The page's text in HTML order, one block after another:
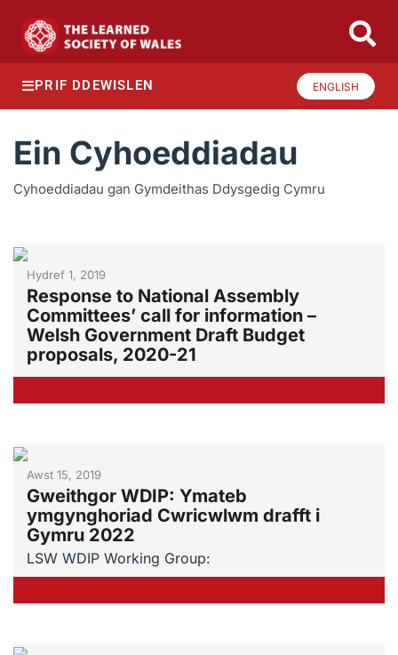
PRIF DDEWISLEN ENGLISH
Ein Cyhoeddiadau
Cyhoeddiadau gan Gymdeithas Ddysgedig Cymru
Hydref 1, 2019
Response to National Assembly
Committees’ call for information –
Welsh Government Draft Budget
proposals, 2020-21
Awst 15, 2019
Gweithgor WDIP: Ymateb
ymgynghoriad Cwricwlwm drafft i
Gymru 2022
LSW WDIP Working Group: